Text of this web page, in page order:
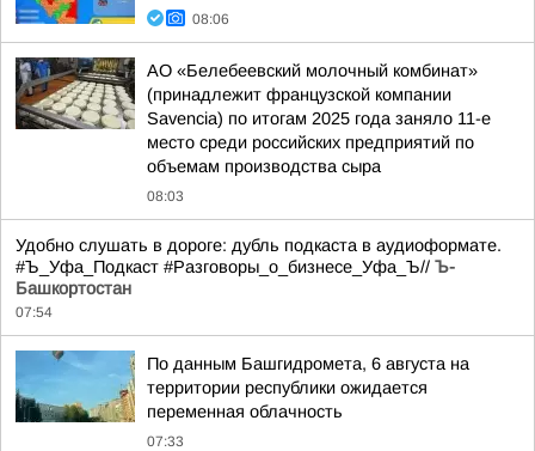
08:06
АО «Белебеевский молочный комбинат»
(принадлежит французской компании
Savencia) по итогам 2025 года заняло 11-е
место среди российских предприятий по
объемам производства сыра
08:03
Удобно слушать в дороге: дубль подкаста в аудиоформате.
#Ъ_Уфа_Подкаст #Разговоры_о_бизнесе_Уфа_Ъ// Ъ-
Башкортостан
07:54
По данным Башгидромета, 6 августа на
территории республики ожидается
переменная облачность
07:33